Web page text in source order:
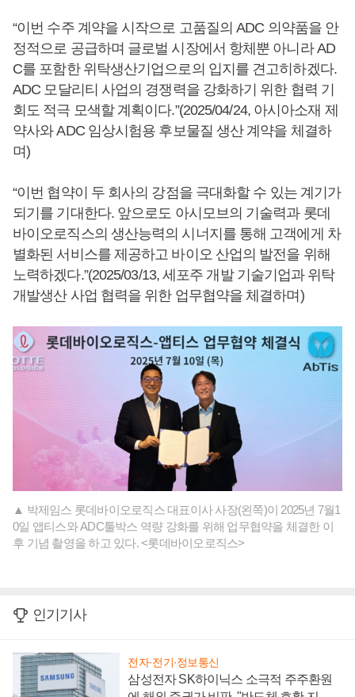
“이번 수주 계약을 시작으로 고품질의 ADC 의약품을 안
정적으로 공급하며 글로벌 시장에서 항체뿐 아니라 AD
C를 포함한 위탁생산기업으로의 입지를 견고히하겠다.
ADC 모달리티 사업의 경쟁력을 강화하기 위한 협력 기
회도 적극 모색할 계획이다.”(2025/04/24, 아시아소재 제
약사와 ADC 임상시험용 후보물질 생산 계약을 체결하
며)
“이번 협약이 두 회사의 강점을 극대화할 수 있는 계기가
되기를 기대한다. 앞으로도 아시모브의 기술력과 롯데
바이오로직스의 생산능력의 시너지를 통해 고객에게 차
별화된 서비스를 제공하고 바이오 산업의 발전을 위해
노력하겠다.”(2025/03/13, 세포주 개발 기술기업과 위탁
개발생산 사업 협력을 위한 업무협약을 체결하며)
▲ 박제임스 롯데바이오로직스 대표이사 사장(왼쪽)이 2025년 7월1
0일 앱티스와 ADC툴박스 역량 강화를 위해 업무협약을 체결한 이
후 기념 촬영을 하고 있다. <롯데바이오로직스>
인기기사
전자·전기·정보통신
삼성전자 SK하이닉스 소극적 주주환원